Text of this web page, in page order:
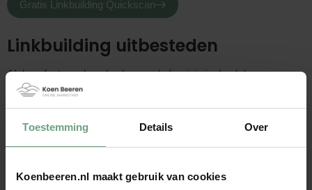
Toestemming Details Over
Koenbeeren.nl maakt gebruik van cookies
Gratis Linkbuilding Quickscan
Linkbuilding uitbesteden
Al deze factoren bepalen hoe veel of weinig invloed de
linkbuilding op de vindbaarheid van jouw eigen website zal
uitbesteden. Bovendien weet je zo ook zeker dat het op een
juiste manier gedaan wordt, met goed resultaat als gevolg.
VEELGESTELDE VRAGEN OVER LINKBUILDING